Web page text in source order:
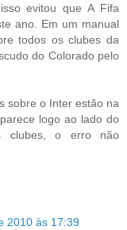
evitou que A Fifa
ano. Em um manual
todos os clubes da
do Colorado pelo
sobre o Inter estão na
logo ao lado do
clubes, o erro não
2010 às 17:39